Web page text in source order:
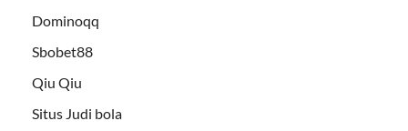
Dominoqq
Sbobet88
Qiu Qiu
Situs Judi bola